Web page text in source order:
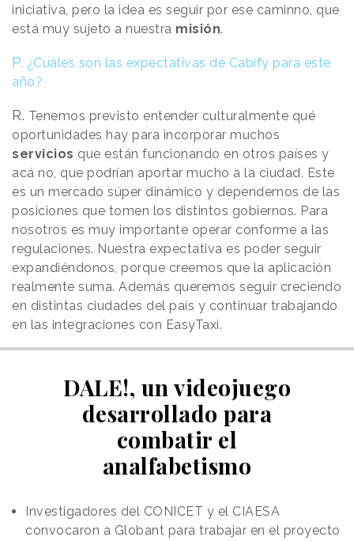
iniciativa, pero la idea es seguir por ese caminno, que
está muy sujeto a nuestra misión.
P. ¿Cuáles son las expectativas de Cabify para este
año?
R. Tenemos previsto entender culturalmente qué
oportunidades hay para incorporar muchos
servicios que están funcionando en otros países y
acá no, que podrían aportar mucho a la ciudad. Este
es un mercado súper dinámico y dependemos de las
posiciones que tomen los distintos gobiernos. Para
nosotros es muy importante operar conforme a las
regulaciones. Nuestra expectativa es poder seguir
expandiéndonos, porque creemos que la aplicación
realmente suma. Además queremos seguir creciendo
en distintas ciudades del país y continuar trabajando
en las integraciones con EasyTaxi.
DALE!, un videojuego
desarrollado para
combatir el
analfabetismo
Investigadores del CONICET y el CIAESA
convocaron a Globant para trabajar en el proyecto